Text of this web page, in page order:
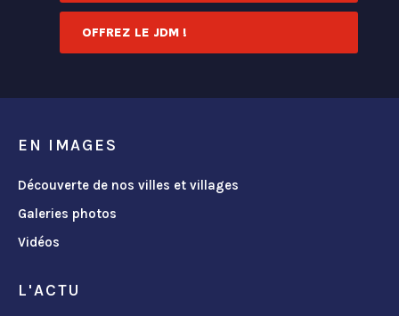
OFFREZ LE JDM !
EN IMAGES
Découverte de nos villes et villages
Galeries photos
Vidéos
L'ACTU